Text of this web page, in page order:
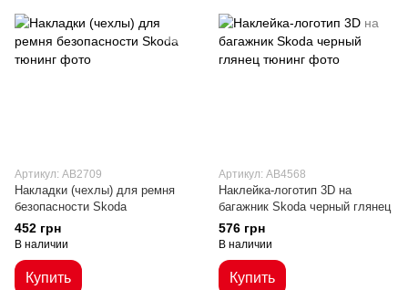
Артикул: AB2709
Накладки (чехлы) для ремня
безопасности Skoda
452 грн
В наличии
Купить
Артикул: AB4568
Наклейка-логотип 3D на
багажник Skoda черный глянец
576 грн
В наличии
Купить